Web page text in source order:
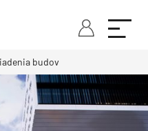
budov